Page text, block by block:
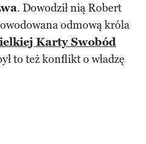
. Dowodził nią Robert
odmową króla
Karty Swobód
to też konflikt o władzę